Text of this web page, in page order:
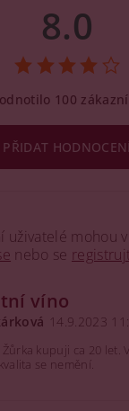
uživatelé mohou
nebo se
víno
14.9.2023
kupuji ca 20 let.
se nemění.
8.0
100
PŘIDAT